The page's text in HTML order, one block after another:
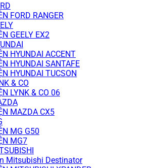
FORD RANGER
GEELY EX2
HYUNDAI ACCENT
HYUNDAI SANTAFE
HYUNDAI TUCSON
& CO
LYNK & CO 06
MAZDA CX5
MG G50
MG7
Mitsubishi Destinator